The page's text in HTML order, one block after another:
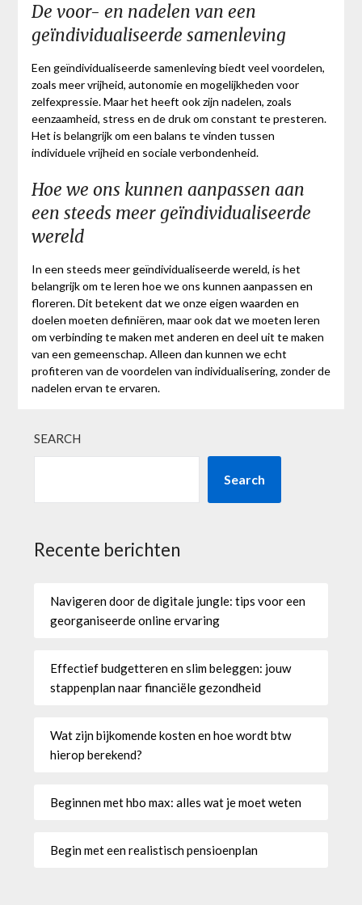
De voor- en nadelen van een
geïndividualiseerde samenleving
Een geïndividualiseerde samenleving biedt veel voordelen,
zoals meer vrijheid, autonomie en mogelijkheden voor
zelfexpressie. Maar het heeft ook zijn nadelen, zoals
eenzaamheid, stress en de druk om constant te presteren.
Het is belangrijk om een balans te vinden tussen
individuele vrijheid en sociale verbondenheid.
Hoe we ons kunnen aanpassen aan
een steeds meer geïndividualiseerde
wereld
In een steeds meer geïndividualiseerde wereld, is het
belangrijk om te leren hoe we ons kunnen aanpassen en
floreren. Dit betekent dat we onze eigen waarden en
doelen moeten definiëren, maar ook dat we moeten leren
om verbinding te maken met anderen en deel uit te maken
van een gemeenschap. Alleen dan kunnen we echt
profiteren van de voordelen van individualisering, zonder de
nadelen ervan te ervaren.
SEARCH
Search
Recente berichten
Navigeren door de digitale jungle: tips voor een
georganiseerde online ervaring
Effectief budgetteren en slim beleggen: jouw
stappenplan naar financiële gezondheid
Wat zijn bijkomende kosten en hoe wordt btw
hierop berekend?
Beginnen met hbo max: alles wat je moet weten
Begin met een realistisch pensioenplan